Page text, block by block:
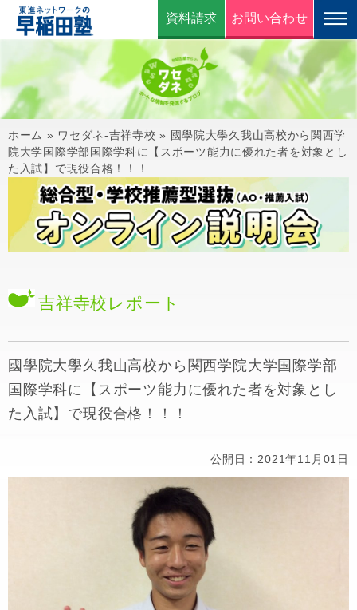
資料請求 お問い合わせ
ホーム » ワセダネ-吉祥寺校 » 國學院大學久我山高校から関西学
院大学国際学部国際学科に【スポーツ能力に優れた者を対象とし
た入試】で現役合格！！！
吉祥寺校 レポート
國學院大學久我山高校から関西学院大学国際学部
国際学科に【スポーツ能力に優れた者を対象とし
た入試】で現役合格！！！
公開日：2021年11月01日